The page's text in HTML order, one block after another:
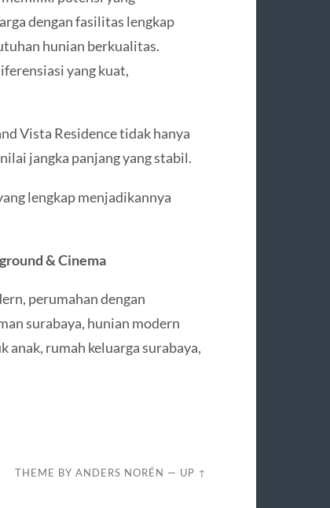
dengan fasilitas lengkap
hunian berkualitas.
yang kuat,
Vista Residence tidak hanya
jangka panjang yang stabil.
lengkap menjadikannya
& Cinema
perumahan dengan
surabaya, hunian modern
anak, rumah keluarga surabaya,
THEME BYANDERS NORÉN — UP ↑